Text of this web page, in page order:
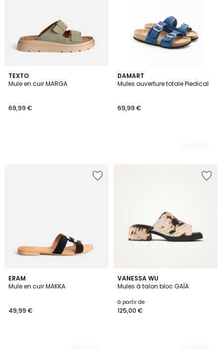
TEXTO
Mule en cuir MARGA
69,99 €
DAMART
Mules ouverture totale Piedical
69,99 €
2
Couleurs
ERAM
Mule en cuir MAKKA
49,99 €
2
Couleurs
VANESSA WU
Mules à talon bloc GAÏA
à partir de
125,00 €
3
Couleurs